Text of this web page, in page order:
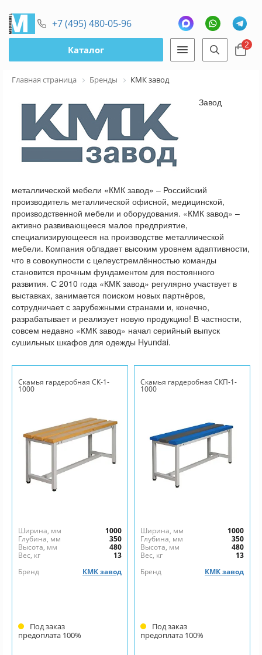
+7 (495) 480-05-96
Каталог 2
Главная страница Бренды КМК завод
Завод
металлической мебели «КМК завод» – Российский
производитель металлической офисной, медицинской,
производственной мебели и оборудования. «КМК завод» –
активно развивающееся малое предприятие,
специализирующееся на производстве металлической
мебели. Компания обладает высоким уровнем адаптивности,
что в совокупности с целеустремлённостью команды
становится прочным фундаментом для постоянного
развития. С 2010 года «КМК завод» регулярно участвует в
выставках, занимается поиском новых партнёров,
сотрудничает с зарубежными странами и, конечно,
разрабатывает и реализует новую продукцию! В частности,
совсем недавно «КМК завод» начал серийный выпуск
сушильных шкафов для одежды Hyundai.
Скамья гардеробная СК-1-
1000
Ширина, мм
1000
Глубина, мм
350
Высота, мм
480
Вес, кг
13
Бренд
КМК завод
Под заказ
предоплата 100%
Скамья гардеробная СКП-1-
1000
Ширина, мм
1000
Глубина, мм
350
Высота, мм
480
Вес, кг
13
Бренд
КМК завод
Под заказ
предоплата 100%